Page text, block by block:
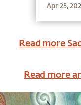
Apr 25,
Read more
Read more